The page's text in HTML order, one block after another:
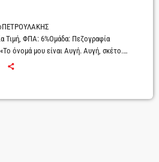
Τιμή, ΦΠΑ: 6%Ομάδα: Πεζογραφία
όνομά μου είναι Αυγή. Αυγή, σκέτο.
1931 στα περίχωρα της Λαμίας.
η ίδια η κόλαση πάνω στη γη. Όχι το νησί